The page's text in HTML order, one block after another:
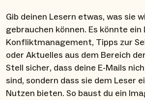
Gib deinen Lesern etwas, was sie
gebrauchen können. Es könnte
Konfliktmanagement, Tipps zur
oder Aktuelles aus dem Bereich
Stell sicher, dass deine E-Mails
sind, sondern dass sie dem Leser
Nutzen bieten. So baust du ein